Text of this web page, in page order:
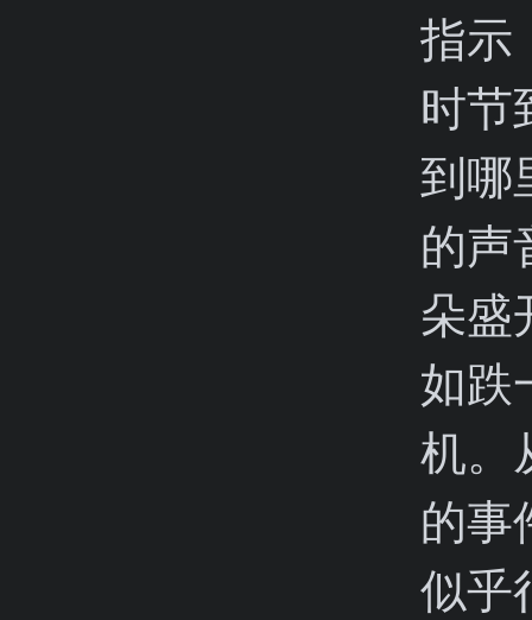
指示
时节
到哪
的声
朵盛
如跌
机。
的事
似乎